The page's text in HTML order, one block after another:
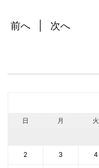
前へ 次へ
日 月 火
2 3 4